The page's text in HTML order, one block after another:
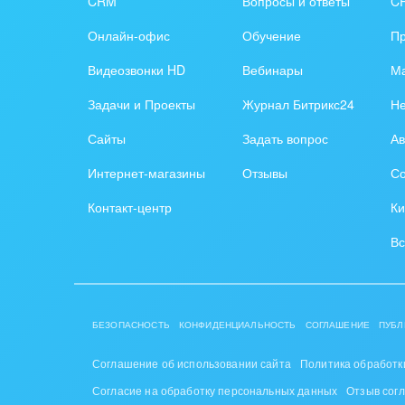
АПК
Онлайн-офис
Видеозвонки HD
Задачи и Проекты
Сайты
Интернет-магазины
Контакт-центр
Обучение
Вебинары
Журнал Битрикс24
Задать вопрос
Отзывы
БЕЗОПАСНОСТЬ КОНФИДЕНЦИАЛЬНОСТЬ СОГЛАШЕНИЕ
Соглашение об использовании сайта
Политика
Согласие на обработку персональных данных Отзыв